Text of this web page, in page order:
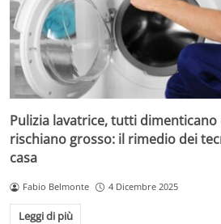
Pulizia lavatrice, tutti
rischiano grosso: il rimedio dei
casa
Fabio Belmonte 4 Dicembre 2025
Leggi di più